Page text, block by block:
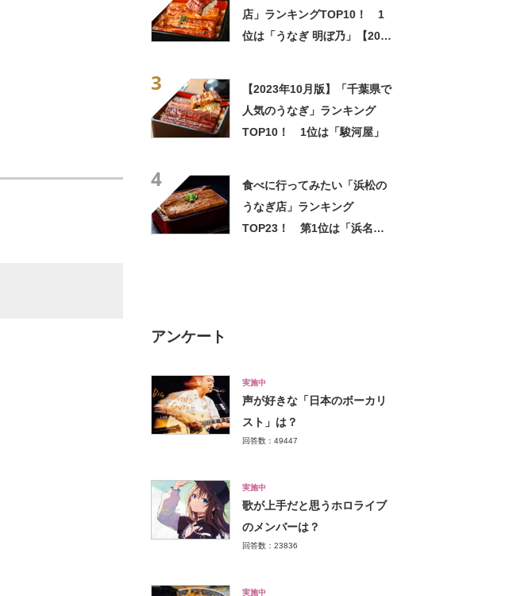
店」ランキングTOP10！ 1
位は「うなぎ 明ぼ乃」【2022
3
【2023年10月版】「千葉県で
人気のうなぎ」ランキング
TOP10！ 1位は「駿河屋」
4
食べに行ってみたい「浜松の
うなぎ店」ランキング
TOP23！ 第1位は「浜名湖
アンケート
実施中
声が好きな「日本のボーカリ
スト」は？
回答数：49447
実施中
歌が上手だと思うホロライブ
のメンバーは？
回答数：23836
実施中